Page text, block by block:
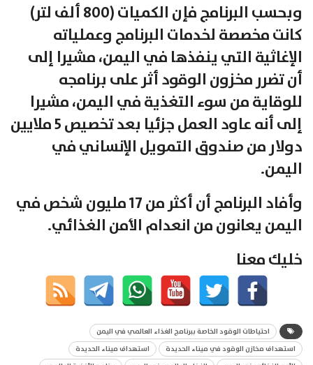
وبحسب البرنامج فإن الكميات (800 ألف لتر)
كانت مخصصة لخدمات البرنامج وعملياته
الإغاثية التي ينفذها في اليمن، مشيرا إلى
أن تضرر مخزون الوقود أثر على برنامجه
للوقاية من سوء التغذية في اليمن، مشيرا
إلى أنه عاود العمل جزئيا بعد تخصيص 5 ملايين
دولار من صندوق التمويل الإنساني في
اليمن.
وأفاد البرنامج أن أكثر من 17 مليون شخص في
اليمن يعانون من انعدام الأمن الغذائي.
خليك معنا
احتياطات الوقود الخاصة ببرنامج الغذاء العالمي في اليمن
استهداف مخازن الوقود في ميناء الحديدة
استهداف ميناء الحديدة